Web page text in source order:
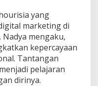
yang
marketing di
Nadya mengaku,
kepercayaan
Tantangan
pelajaran
dirinya.